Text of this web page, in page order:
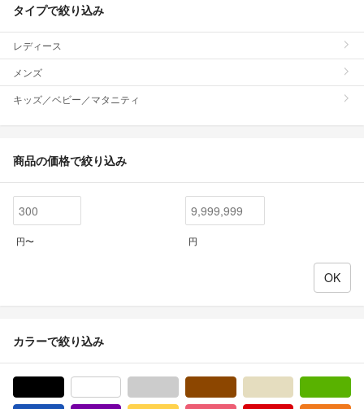
タイプで絞り込み
レディース
メンズ
キッズ／ベビー／マタニティ
商品の価格で絞り込み
円〜 円
カラーで絞り込み